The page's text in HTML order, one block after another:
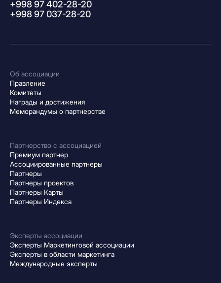
+998 97 402-28-20
+998 97 037-28-20
Об ассоциации
Правление
Комитеты
Награды и достижения
Меморандумы о партнерстве
Партнерство с ассоциацией
Премиум партнер
Ассоциированные партнеры
Партнеры
Партнеры проектов
Партнеры Карты
Партнеры Индекса
Эксперты ассоциации
Эксперты Маркетинговой ассоциации
Эксперты в области маркетинга
Международные эксперты